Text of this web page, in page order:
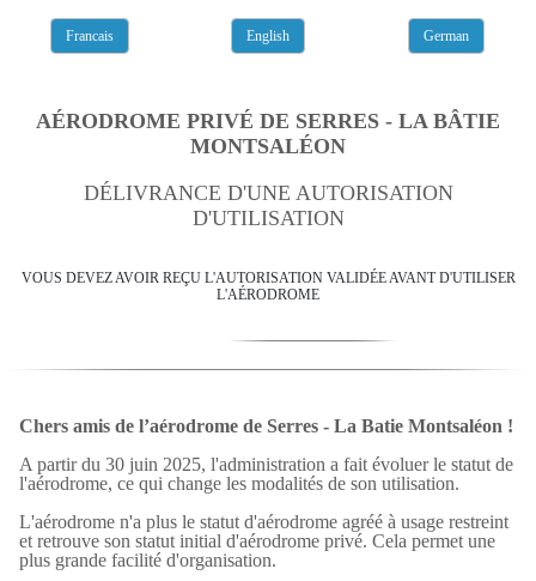
Francais English German
AÉRODROME PRIVÉ DE SERRES - LA BÂTIE
MONTSALÉON
DÉLIVRANCE D'UNE AUTORISATION
D'UTILISATION
VOUS DEVEZ AVOIR REÇU L'AUTORISATION VALIDÉE AVANT D'UTILISER
L'AÉRODROME
Chers amis de l’aérodrome de Serres - La Batie Montsaléon !
A partir du 30 juin 2025, l'administration a fait évoluer le statut de
l'aérodrome, ce qui change les modalités de son utilisation.
L'aérodrome n'a plus le statut d'aérodrome agréé à usage restreint
et retrouve son statut initial d'aérodrome privé. Cela permet une
plus grande facilité d'organisation.